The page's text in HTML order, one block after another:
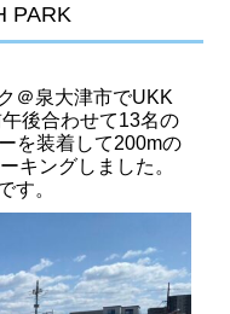
PARK
＠泉大津市でUKK
後合わせて13名の
を装着して200mの
キングしました。
す。